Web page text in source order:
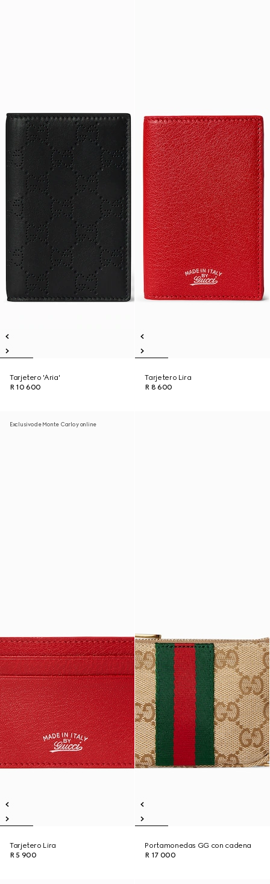
Tarjetero 'Aria'
R 10 600
Tarjetero Lira
R 8 600
Exclusivo de Monte Carlo y online
Tarjetero Lira
R 5 900
Portamonedas GG con cadena
R 17 000